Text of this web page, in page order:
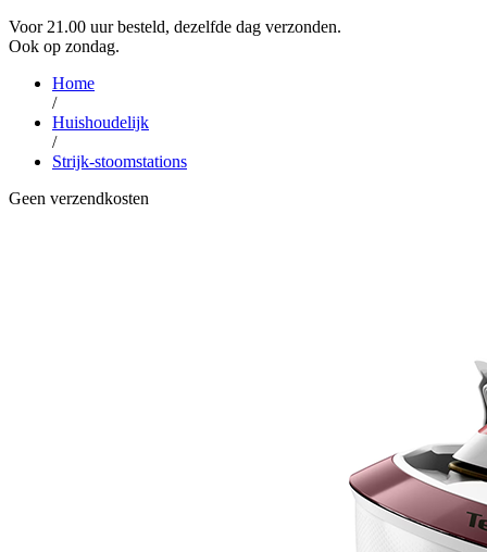
Voor 21.00 uur besteld, dezelfde dag verzonden.
Ook op zondag.
Home
/
Huishoudelijk
/
Strijk-stoomstations
Geen verzendkosten